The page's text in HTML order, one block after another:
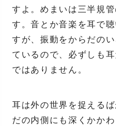
すよ。めまいは三半規
す。音とか音楽を耳で
すが、振動をからだの
ているので、必ずしも
ではありません。
耳は外の世界を捉える
だの内側にも深くかか